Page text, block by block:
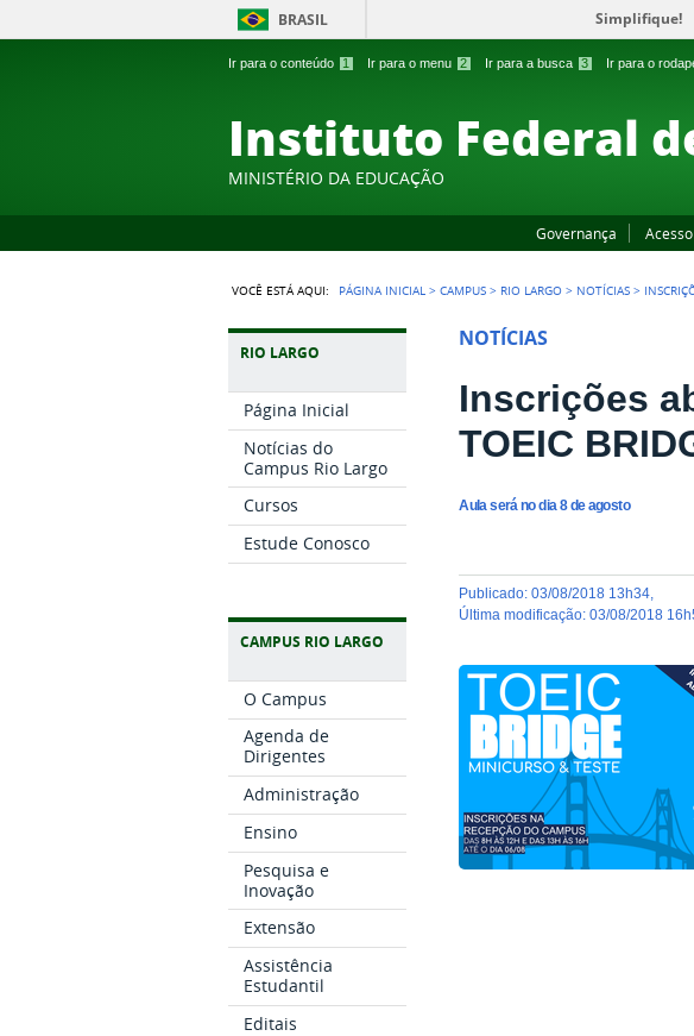
Ir para o conteúdo 1 Ir para o menu 2 Ir para a busca 3 Ir para o
BRASIL Simplifique!
Instituto Federal
MINISTÉRIO DA EDUCAÇÃO
Governança
VOCÊ ESTÁ AQUI: PÁGINA INICIAL >CAMPUS > RIO LARGO > NOTÍCIAS >
RIO LARGO
Página Inicial
Notícias do
Campus Rio Largo
Cursos
Estude Conosco
CAMPUS RIO LARGO
O Campus
Agenda de
Dirigentes
Administração
Ensino
Pesquisa e
Inovação
Extensão
Assistência
Estudantil
Editais
NOTÍCIAS
Inscrições
TOEIC
Aula será no dia 8 de agosto
publicado:03/08/2018 13h34
última modificação:03/08/2018